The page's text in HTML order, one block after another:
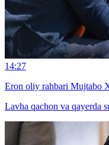
14:27
Eron oliy rahbari Mujtabo
Lavha qachon va qayerda